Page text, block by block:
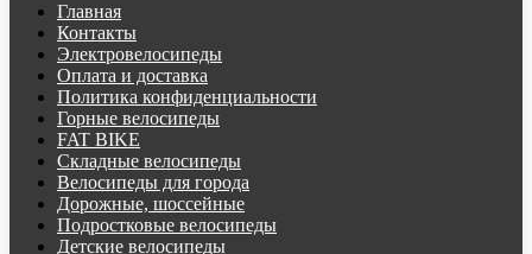
Главная
Контакты
Электровелосипеды
Оплата и доставка
Политика конфиденциальности
Горные велосипеды
FAT BIKE
Складные велосипеды
Велосипеды для города
Дорожные, шоссейные
Подростковые велосипеды
Детские велосипеды